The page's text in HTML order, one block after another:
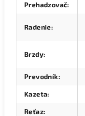
Prehadzovač:
Radenie:
Brzdy:
Prevodník:
Kazeta:
Reťaz: